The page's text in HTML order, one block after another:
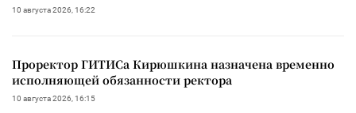
10 августа 2026, 16:22
Проректор ГИТИСа Кирюшкина назначена временно
исполняющей обязанности ректора
10 августа 2026, 16:15